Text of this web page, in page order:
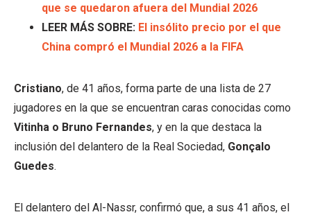
que se quedaron afuera del Mundial 2026
LEER MÁS SOBRE: El insólito precio por el que
China compró el Mundial 2026 a la FIFA
Cristiano, de 41 años, forma parte de una lista de 27
jugadores en la que se encuentran caras conocidas como
Vitinha o Bruno Fernandes, y en la que destaca la
inclusión del delantero de la Real Sociedad, Gonçalo
Guedes.
El delantero del Al-Nassr, confirmó que, a sus 41 años, el